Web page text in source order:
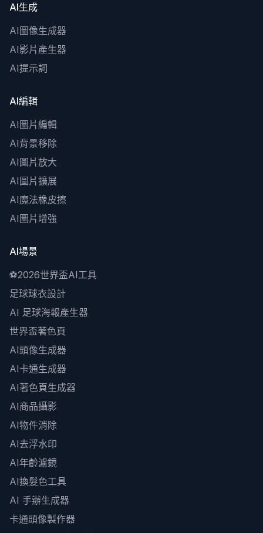
AI生成
AI圖像生成器
AI影片產生器
AI提示詞
AI編輯
AI圖片編輯
AI背景移除
AI圖片放大
AI圖片擴展
AI魔法橡皮擦
AI圖片增強
AI場景
⚽2026世界盃AI工具
足球球衣設計
AI 足球海報產生器
世界盃著色頁
AI頭像生成器
AI卡通生成器
AI著色頁生成器
AI商品攝影
AI物件消除
AI去浮水印
AI年齡濾鏡
AI換髮色工具
AI 手辦生成器
卡通頭像製作器